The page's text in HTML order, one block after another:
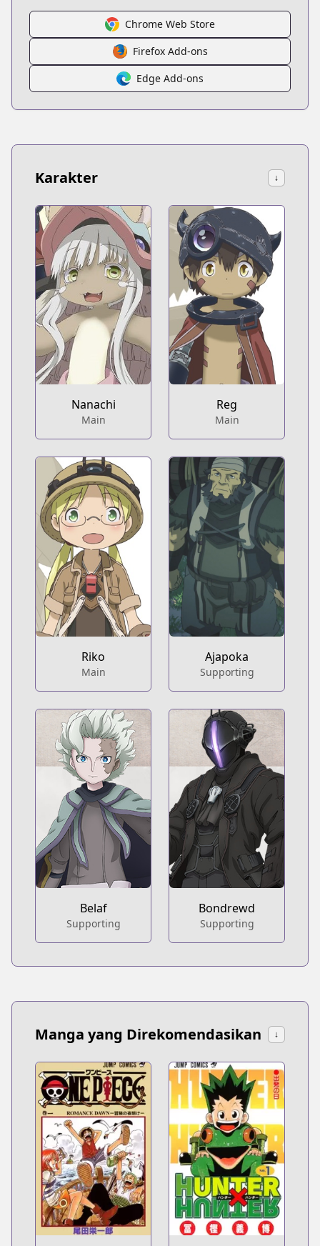
Chrome Web Store
Firefox Add-ons
Edge Add-ons
Karakter ↓
Nanachi
Main
Reg
Main
Riko
Main
Ajapoka
Supporting
Belaf
Supporting
Bondrewd
Supporting
Manga yang Direkomendasikan ↓